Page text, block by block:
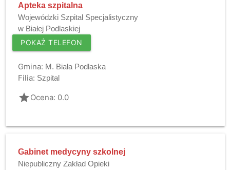
Apteka szpitalna
Wojewódzki Szpital Specjalistyczny
w Białej Podlaskiej
POKAŻ TELEFON
Gmina: M. Biała Podlaska
Filia: Szpital
gradeOcena: 0.0
Gabinet medycyny szkolnej
Niepubliczny Zakład Opieki